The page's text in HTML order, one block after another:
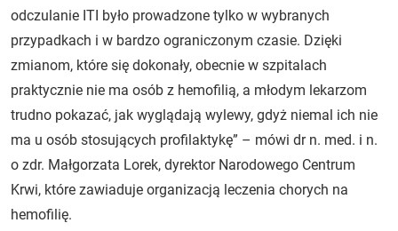
odczulanie ITI było prowadzone tylko w wybranych
przypadkach i w bardzo ograniczonym czasie. Dzięki
zmianom, które się dokonały, obecnie w szpitalach
praktycznie nie ma osób z hemofilią, a młodym lekarzom
trudno pokazać, jak wyglądają wylewy, gdyż niemal ich nie
ma u osób stosujących profilaktykę” – mówi dr n. med. i n.
o zdr. Małgorzata Lorek, dyrektor Narodowego Centrum
Krwi, które zawiaduje organizacją leczenia chorych na
hemofilię.